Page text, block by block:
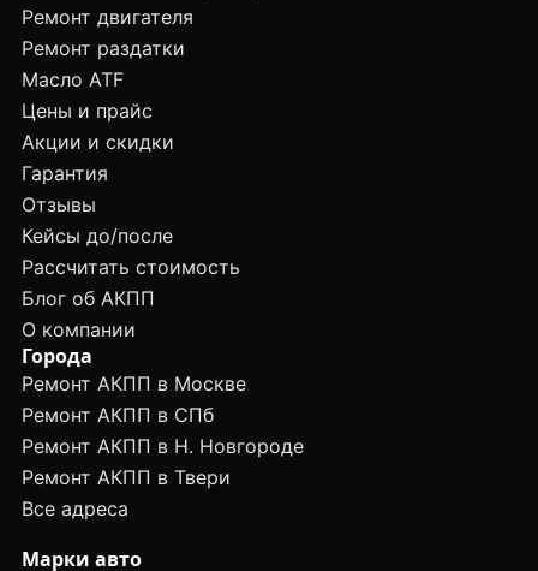
Ремонт двигателя
Ремонт раздатки
Масло ATF
Цены и прайс
Акции и скидки
Гарантия
Отзывы
Кейсы до/после
Рассчитать стоимость
Блог об АКПП
О компании
Города
Ремонт АКПП в Москве
Ремонт АКПП в СПб
Ремонт АКПП в Н. Новгороде
Ремонт АКПП в Твери
Все адреса
Марки авто